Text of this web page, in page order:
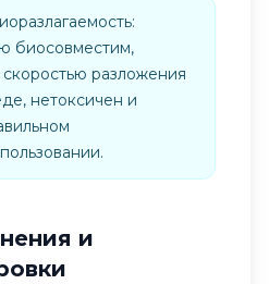
биосовместим,
разложения
нетоксичен и
и